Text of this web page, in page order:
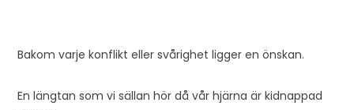
Bakom varje konflikt eller svårighet ligger en önskan.
En längtan som vi sällan hör då vår hjärna är kidnappad